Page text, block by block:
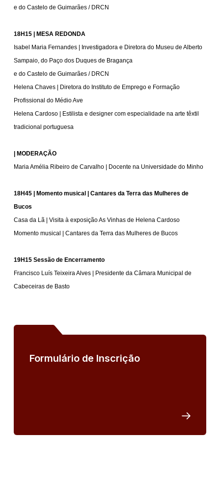
e do Castelo de Guimarães / DRCN
18H15 | MESA REDONDA
Isabel Maria Fernandes | Investigadora e Diretora do Museu de Alberto
Sampaio, do Paço dos Duques de Bragança
e do Castelo de Guimarães / DRCN
Helena Chaves | Diretora do Instituto de Emprego e Formação
Profissional do Médio Ave
Helena Cardoso | Estilista e designer com especialidade na arte têxtil
tradicional portuguesa
| MODERAÇÃO
Maria Amélia Ribeiro de Carvalho | Docente na Universidade do Minho
18H45 | Momento musical | Cantares da Terra das Mulheres de
Bucos
Casa da Lã | Visita à exposição As Vinhas de Helena Cardoso
Momento musical | Cantares da Terra das Mulheres de Bucos
19H15 Sessão de Encerramento
Francisco Luís Teixeira Alves | Presidente da Câmara Municipal de
Cabeceiras de Basto
Formulário de Inscrição